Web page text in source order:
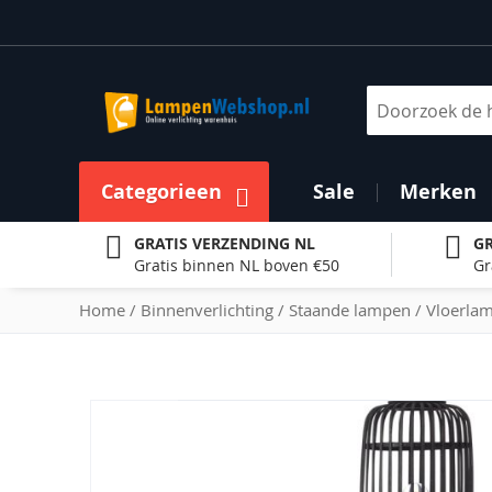
naar
inhoud
Categorieen Sale Merken
GRATIS VERZENDING NL
Gratis binnen NL boven €50
Home Binnenverlichting Staande lampen